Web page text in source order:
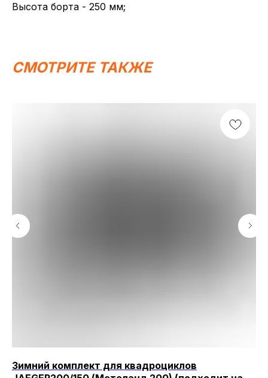
Высота борта - 250 мм;
СМОТРИТЕ ТАКЖЕ
Зимний комплект для квадроциклов